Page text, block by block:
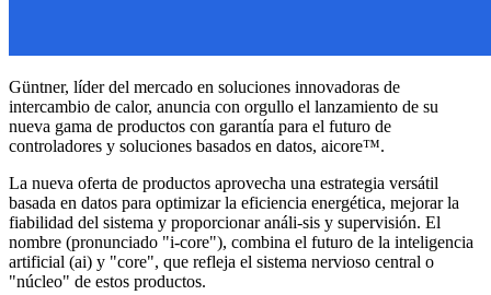
Güntner, líder del mercado en soluciones innovadoras de
intercambio de calor, anuncia con orgullo el lanzamiento de su
nueva gama de productos con garantía para el futuro de
controladores y soluciones basados en datos, aicore™.
La nueva oferta de productos aprovecha una estrategia versátil
basada en datos para optimizar la eficiencia energética, mejorar la
fiabilidad del sistema y proporcionar análi-sis y supervisión. El
nombre (pronunciado "i-core"), combina el futuro de la inteligencia
artificial (ai) y "core", que refleja el sistema nervioso central o
"núcleo" de estos productos.